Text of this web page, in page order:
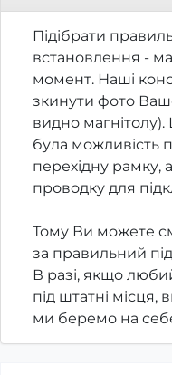
Підібрати
встановлення -
момент. Наші
зкинути фото
видно
була можливість
перехідну рамку,
проводку для
Тому Ви можете
за правильний
В разі, якщо
під штатні місця,
ми беремо на